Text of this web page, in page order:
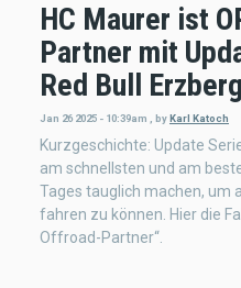
HC Maurer ist
Partner mit
Red Bull
Jan 26 2025 - 10:39am byKarl Katoch
Kurzgeschichte: Update
am schnellsten und am
Tages tauglich machen, um
fahren zu können. Hier die
Offroad-Partner“.